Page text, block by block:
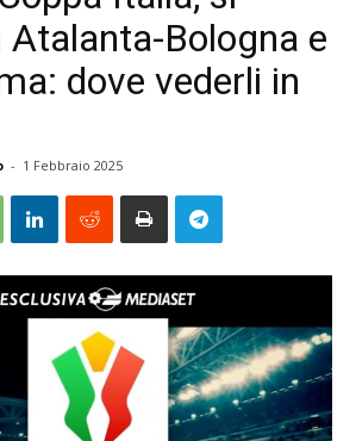
Atalanta-Bologna e
dove vederli in
- 1 Febbraio 2025